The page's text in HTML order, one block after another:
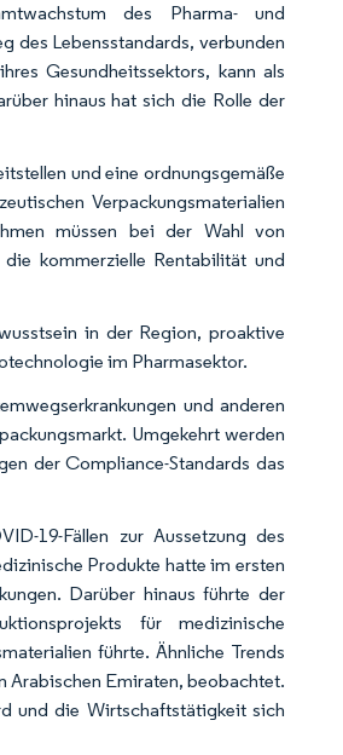
des Pharma- und
des Lebensstandards, verbunden
Gesundheitssektors, kann als
hinaus hat sich die Rolle der
und eine ordnungsgemäße
Verpackungsmaterialien
müssen bei der Wahl von
kommerzielle Rentabilität und
in der Region, proaktive
im Pharmasektor.
und anderen
Umgekehrt werden
der Compliance-Standards das
19-Fällen zur Aussetzung des
Produkte hatte im ersten
Darüber hinaus führte der
für medizinische
führte. Ähnliche Trends
Arabischen Emiraten, beobachtet.
und die Wirtschaftstätigkeit sich